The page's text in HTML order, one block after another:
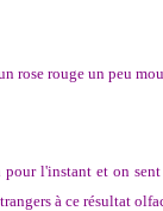
rose rouge un peu
l'instant et on
à ce résultat